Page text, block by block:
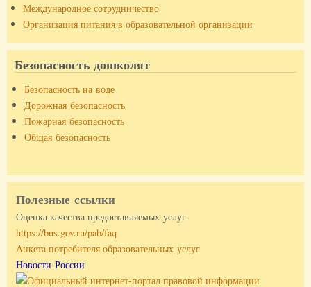
Международное сотрудничество
Организация питания в образовательной организации
Безопасность дошколят
Безопасность на воде
Дорожная безопасность
Пожарная безопасность
Общая безопасность
Полезные ссылки
Оценка качества предоставляемых услуг
https://bus.gov.ru/pab/faq
Анкета потребителя образовательных услуг
Новости России